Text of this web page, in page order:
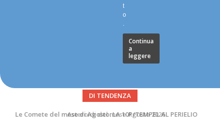
t
o
.
Continua
a
leggere
DI TENDENZA
Asteroidi del mese Agosto 2026